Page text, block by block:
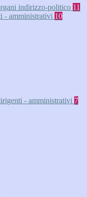
indirizzo-politico 11
- amministrativi 10
- amministrativi 7